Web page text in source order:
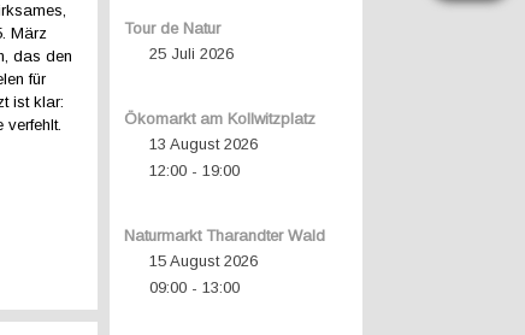
März
das den
für
ist klar:
verfehlt.
Tour de Natur
25 Juli 2026
Ökomarkt am Kollwitzplatz
13 August 2026
12:00 -19:00
Naturmarkt Tharandter Wald
15 August 2026
09:00 -13:00